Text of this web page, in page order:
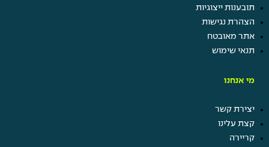
תובענות ייצוגיות
הצהרת נגישות
אתר מאובטח
תנאי שימוש
מי אנחנו
יצירת קשר
קצת עלינו
קריירה